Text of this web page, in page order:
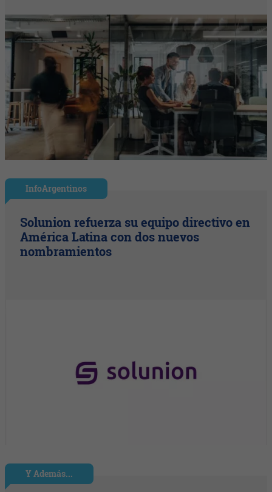
InfoArgentinos
Solunion refuerza su equipo directivo en
América Latina con dos nuevos
nombramientos
Y Además...